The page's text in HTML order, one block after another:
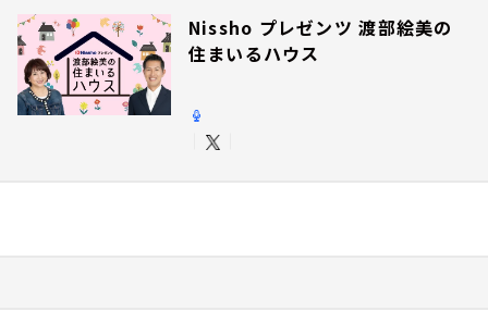
Nissho プレゼンツ 渡部絵美の
住まいるハウス